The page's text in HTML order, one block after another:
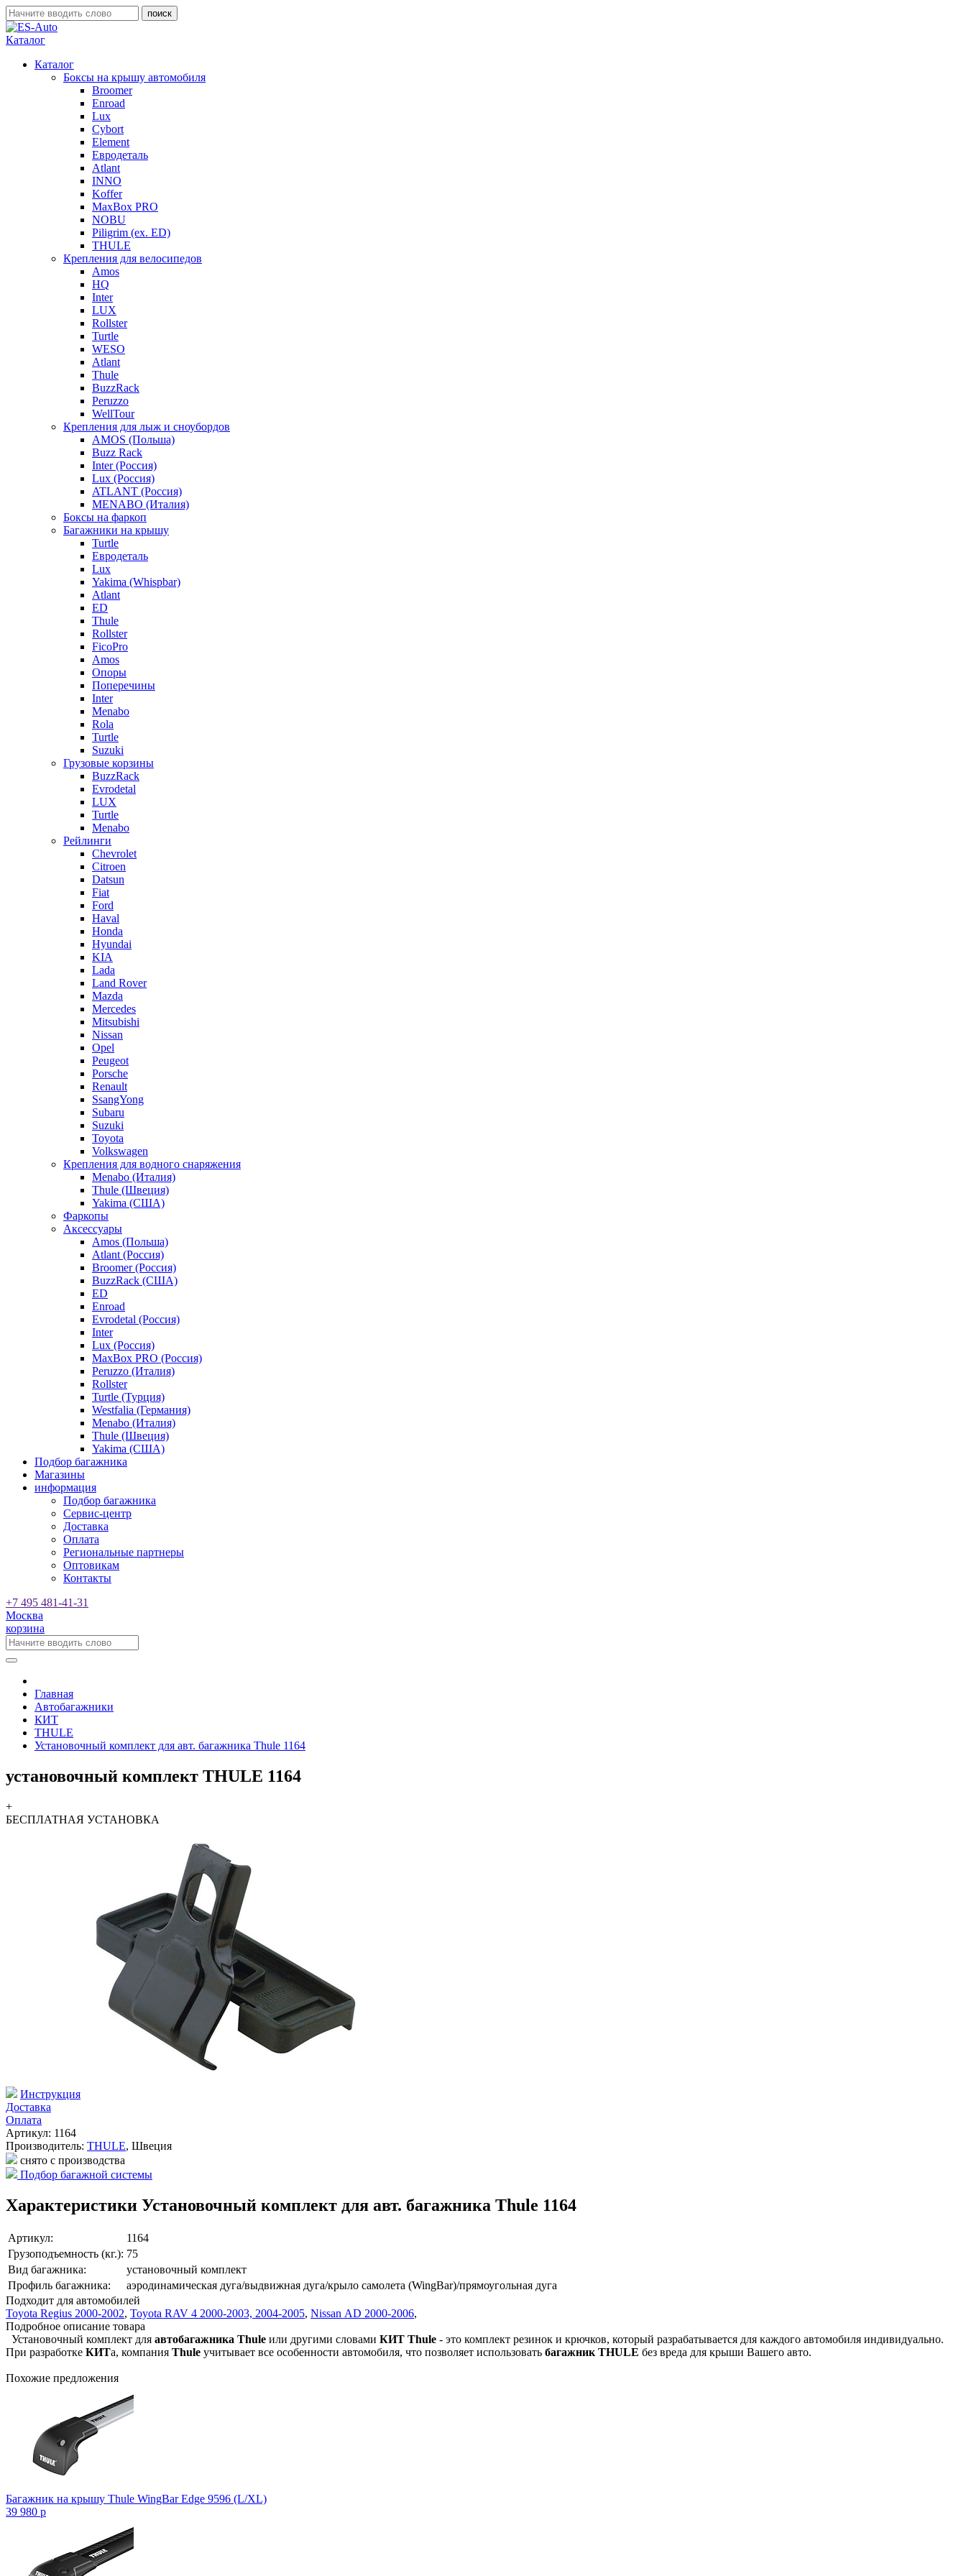
Каталог
Каталог
Боксы на крышу автомобиля
Broomer
Enroad
Lux
Cybort
Element
Евродеталь
Atlant
INNO
Koffer
MaxBox PRO
NOBU
Piligrim (ex. ED)
THULE
Крепления для велосипедов
Amos
HQ
Inter
LUX
Rollster
Turtle
WESO
Atlant
Thule
BuzzRack
Peruzzo
WellTour
Крепления для лыж и сноубордов
AMOS (Польша)
Buzz Rack
Inter (Россия)
Lux (Россия)
ATLANT (Россия)
MENABO (Италия)
Боксы на фаркоп
Багажники на крышу
Turtle
Евродеталь
Lux
Yakima (Whispbar)
Atlant
ED
Thule
Rollster
FicoPro
Amos
Опоры
Поперечины
Inter
Menabo
Rola
Turtle
Suzuki
Грузовые корзины
BuzzRack
Evrodetal
LUX
Turtle
Menabo
Рейлинги
Chevrolet
Citroen
Datsun
Fiat
Ford
Haval
Honda
Hyundai
KIA
Lada
Land Rover
Mazda
Mercedes
Mitsubishi
Nissan
Opel
Peugeot
Porsche
Renault
SsangYong
Subaru
Suzuki
Toyota
Volkswagen
Крепления для водного снаряжения
Menabo (Италия)
Thule (Швеция)
Yakima (США)
Фаркопы
Аксессуары
Amos (Польша)
Atlant (Россия)
Broomer (Россия)
BuzzRack (США)
ED
Enroad
Evrodetal (Россия)
Inter
Lux (Россия)
MaxBox PRO (Россия)
Peruzzo (Италия)
Rollster
Turtle (Турция)
Westfalia (Германия)
Menabo (Италия)
Thule (Швеция)
Yakima (США)
Подбор багажника
Магазины
информация
Подбор багажника
Сервис-центр
Доставка
Оплата
Региональные партнеры
Оптовикам
Контакты
+7 495 481-41-31
Москва
корзина
Главная
Автобагажники
КИТ
THULE
Установочный комплект для авт. багажника Thule 1164
установочный комплект THULE 1164
+
БЕСПЛАТНАЯ УСТАНОВКА
Инструкция
Доставка
Оплата
Артикул: 1164
Производитель: THULE, Швеция
снято с производства
Подбор багажной системы
Характеристики Установочный комплект для авт. багажника Thule 1164
Артикул:
1164
Грузоподъемность (кг.): 75
Вид багажника:
установочный комплект
Профиль багажника:
аэродинамическая дуга/выдвижная дуга/крыло самолета (WingBar)/прямоугольная дуга
Подходит для автомобилей
Toyota Regius 2000-2002, Toyota RAV 4 2000-2003, 2004-2005, Nissan AD 2000-2006,
Подробное описание товара
Установочный комплект для автобагажника Thule или другими словами КИТ Thule - это комплект резинок и крючков, который разрабатывается для каждого автомобиля индивидуально.
При разработке КИТа, компания Thule учитывает все особенности автомобиля, что позволяет использовать багажник THULE без вреда для крыши Вашего авто.
Похожие предложения
Багажник на крышу Thule WingBar Edge 9596 (L/XL)
39 980 p